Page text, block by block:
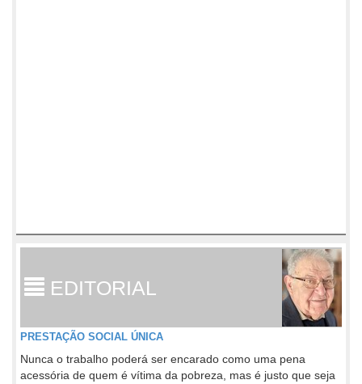
EDITORIAL
PRESTAÇÃO SOCIAL ÚNICA
Nunca o trabalho poderá ser encarado como uma pena
acessória de quem é vítima da pobreza, mas é justo que seja